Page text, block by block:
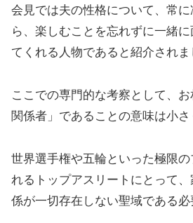
会見では夫の性格について、常
ら、楽しむことを忘れずに一緒
てくれる人物であると紹介されま
ここでの専門的な考察として、
関係者」であることの意味は小さ
世界選手権や五輪といった極限
れるトップアスリートにとって
係が一切存在しない聖域である必